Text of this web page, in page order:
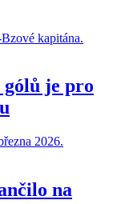
gólů je pro
na